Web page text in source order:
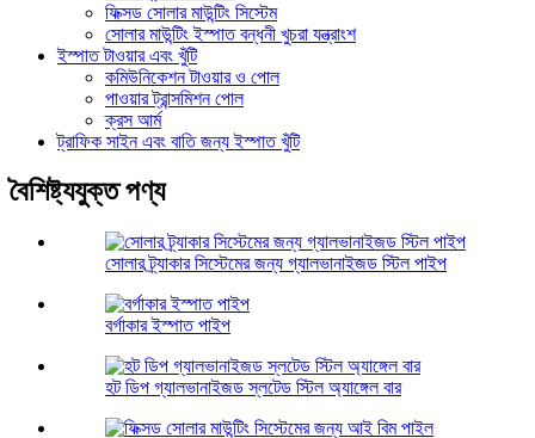
ফিক্সড সোলার মাউন্টিং সিস্টেম
সোলার মাউন্টিং ইস্পাত বন্ধনী খুচরা যন্ত্রাংশ
ইস্পাত টাওয়ার এবং খুঁটি
কমিউনিকেশন টাওয়ার ও পোল
পাওয়ার ট্রান্সমিশন পোল
ক্রস আর্ম
ট্রাফিক সাইন এবং বাতি জন্য ইস্পাত খুঁটি
বৈশিষ্ট্যযুক্ত পণ্য
সোলার ট্র্যাকার সিস্টেমের জন্য গ্যালভানাইজড স্টিল পাইপ
বর্গাকার ইস্পাত পাইপ
হট ডিপ গ্যালভানাইজড স্লটেড স্টিল অ্যাঙ্গেল বার